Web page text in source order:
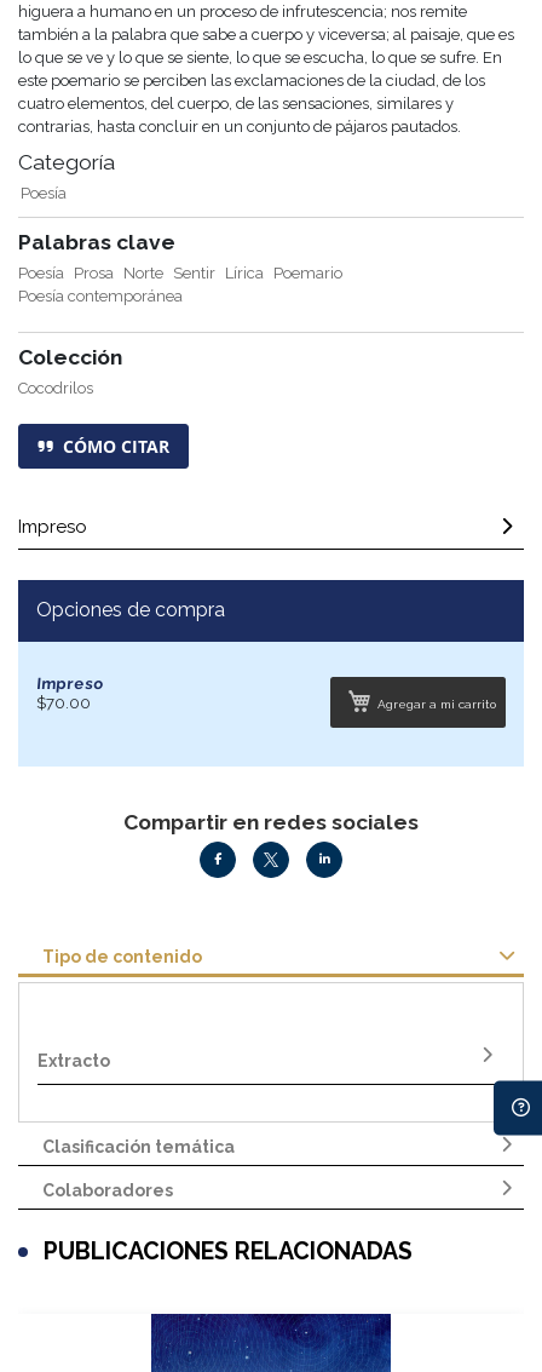
higuera a humano en un proceso de infrutescencia; nos remite
también a la palabra que sabe a cuerpo y viceversa; al paisaje, que es
lo que se ve y lo que se siente, lo que se escucha, lo que se sufre. En
este poemario se perciben las exclamaciones de la ciudad, de los
cuatro elementos, del cuerpo, de las sensaciones, similares y
contrarias, hasta concluir en un conjunto de pájaros pautados.
Categoría
Poesía
Palabras clave
Poesía Prosa Norte Sentir Lírica
Poemario
Poesía contemporánea
Colección
Cocodrilos
CÓMO CITAR
Impreso
Opciones de compra
Impreso
$70.00
Agregar a mi carrito
Compartir en redes sociales
Tipo de contenido
Extracto
Clasificación temática
Colaboradores
PUBLICACIONES RELACIONADAS